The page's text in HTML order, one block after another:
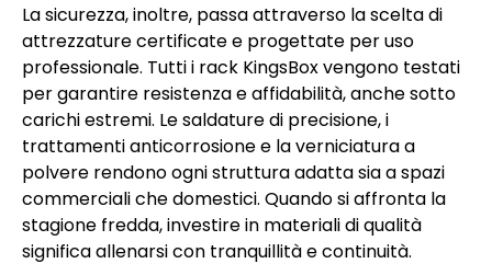
La sicurezza, inoltre, passa attraverso la scelta di
attrezzature certificate e progettate per uso
professionale. Tutti i rack KingsBox vengono testati
per garantire resistenza e affidabilità, anche sotto
carichi estremi. Le saldature di precisione, i
trattamenti anticorrosione e la verniciatura a
polvere rendono ogni struttura adatta sia a spazi
commerciali che domestici. Quando si affronta la
stagione fredda, investire in materiali di qualità
significa allenarsi con tranquillità e continuità.